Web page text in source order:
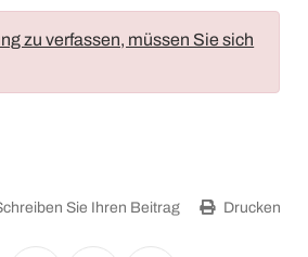
zu verfassen, müssen Sie sich
Sie Ihren Beitrag Drucken